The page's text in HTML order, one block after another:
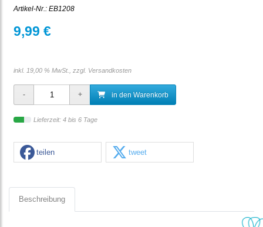
Artikel-Nr.: EB1208
9,99 €
inkl. 19,00 % MwSt., zzgl. Versandkosten
in den Warenkorb
Lieferzeit: 4 bis 6 Tage
teilen tweet
Beschreibung